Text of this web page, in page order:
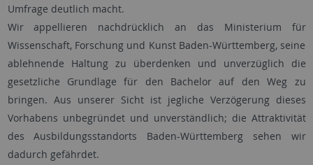
Umfrage deutlich macht.
Wir appellieren nachdrücklich an das Ministerium für
Wissenschaft, Forschung und Kunst Baden-Württemberg, seine
ablehnende Haltung zu überdenken und unverzüglich die
gesetzliche Grundlage für den Bachelor auf den Weg zu
bringen. Aus unserer Sicht ist jegliche Verzögerung dieses
Vorhabens unbegründet und unverständlich; die Attraktivität
des Ausbildungsstandorts Baden-Württemberg sehen wir
dadurch gefährdet.